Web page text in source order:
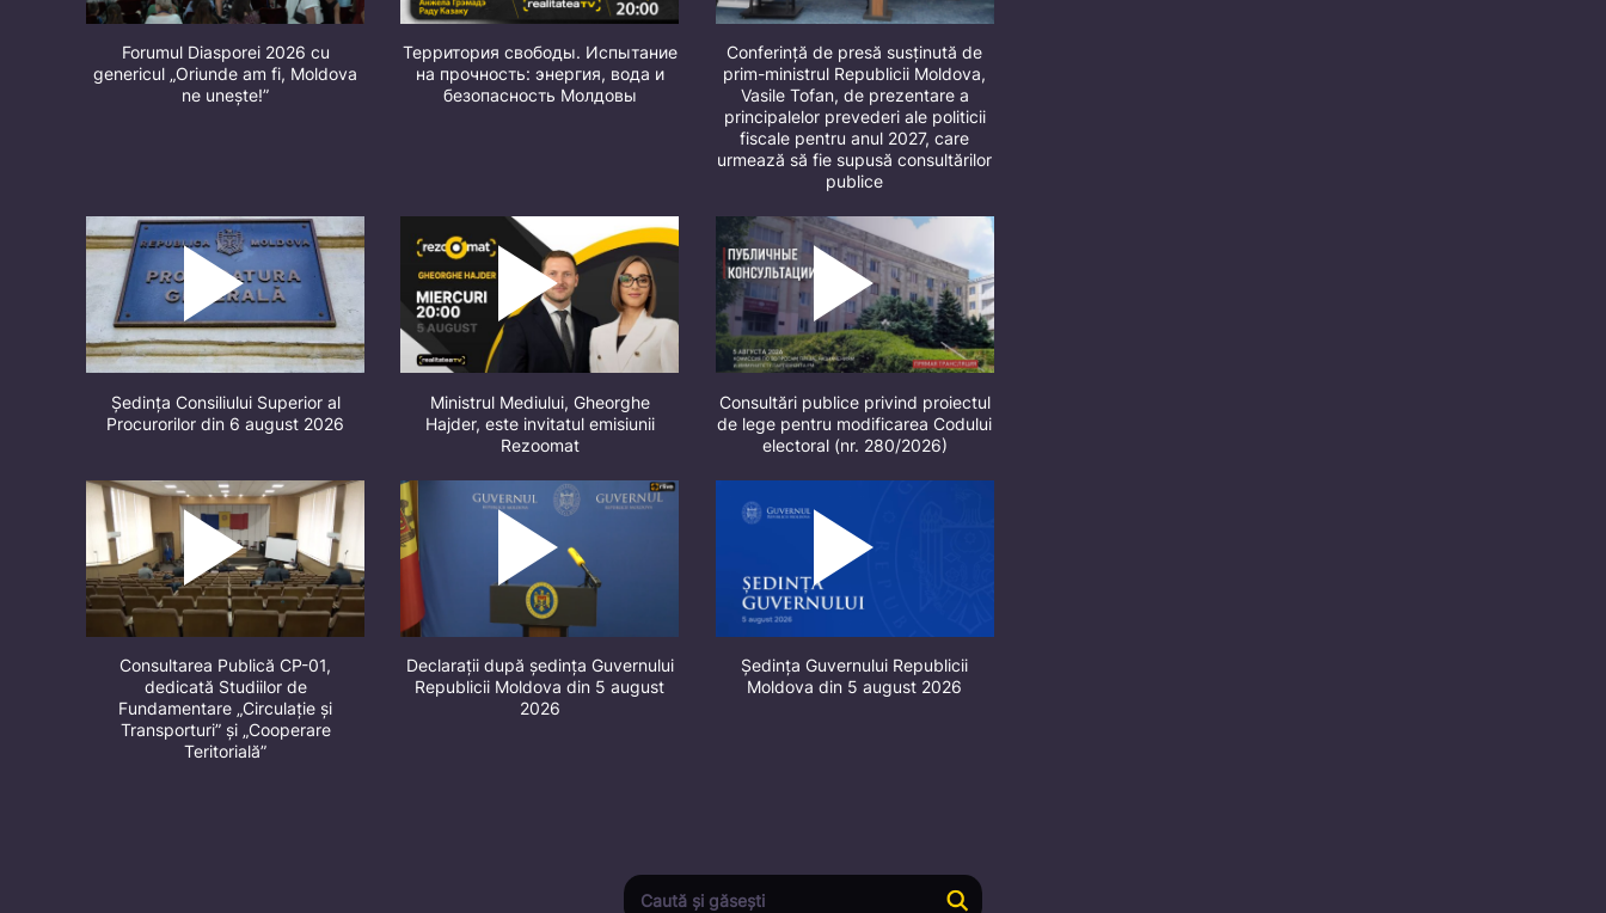
Forumul Diasporei 2026 cu
genericul „Oriunde am fi, Moldova
ne unește!”
Территория свободы. Испытание
на прочность: энергия, вода и
безопасность Молдовы
Conferință de presă susținută de
prim-ministrul Republicii Moldova,
Vasile Tofan, de prezentare a
principalelor prevederi ale politicii
fiscale pentru anul 2027, care
urmează să fie supusă consultărilor
publice
Ședința Consiliului Superior al
Procurorilor din 6 august 2026
Ministrul Mediului, Gheorghe
Hajder, este invitatul emisiunii
Rezoomat
Consultări publice privind proiectul
de lege pentru modificarea Codului
electoral (nr. 280/2026)
Consultarea Publică CP-01,
dedicată Studiilor de
Fundamentare „Circulație și
Transporturi” și „Cooperare
Teritorială”
Declarații după ședința Guvernului
Republicii Moldova din 5 august
2026
Ședința Guvernului Republicii
Moldova din 5 august 2026